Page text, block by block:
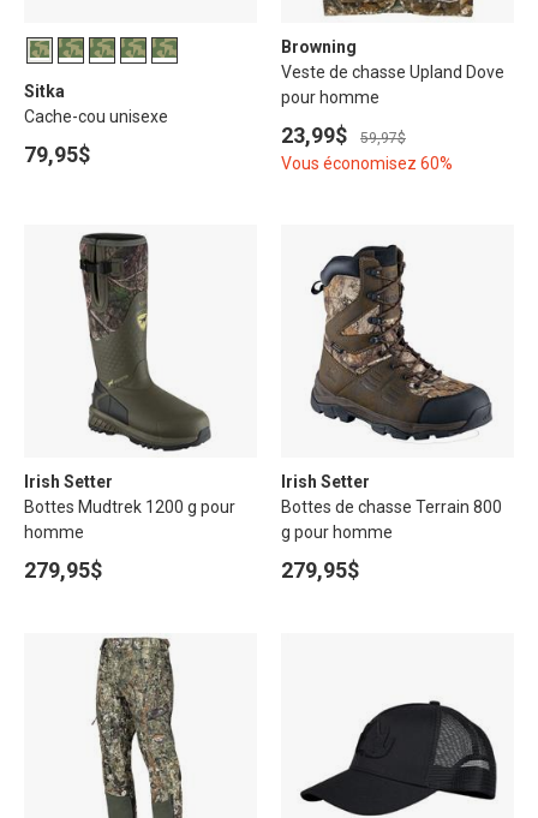
Sitka
Cache-cou unisexe
79,95$
Browning
Veste de chasse Upland Dove
pour homme
23,99$ 59,97$
Vous économisez 60%
Irish Setter
Bottes Mudtrek 1200 g pour
homme
279,95$
Irish Setter
Bottes de chasse Terrain 800
g pour homme
279,95$